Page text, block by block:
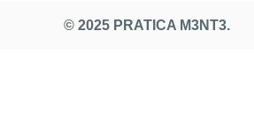
© 2025 PRATICA M3NT3.